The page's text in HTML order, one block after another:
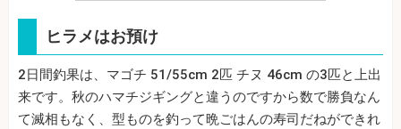
ヒラメはお預け
2日間釣果は、マゴチ 51/55cm 2匹 チヌ 46cm の3匹と上出
来です。秋のハマチジギングと違うのですから数で勝負なん
て滅相もなく、型ものを釣って晩ごはんの寿司だねができれ